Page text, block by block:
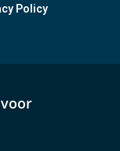
Policy